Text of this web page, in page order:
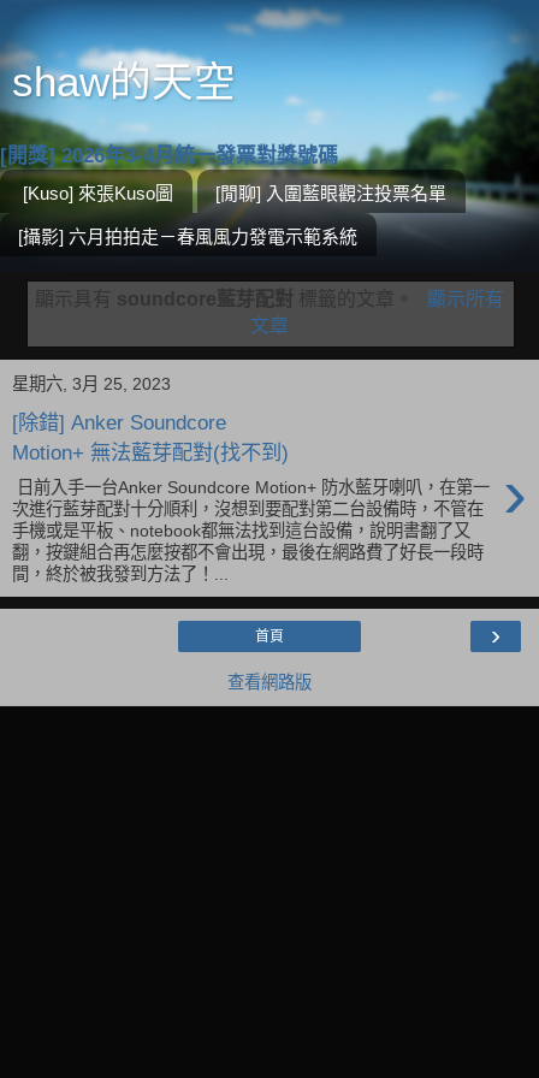
shaw的天空
[開獎] 2026年3-4月統一發票對獎號碼
[Kuso] 來張Kuso圖 [閒聊] 入圍藍眼觀注投票名單
[攝影] 六月拍拍走－春風風力發電示範系統
顯示具有 soundcore藍芽配對 標籤的文章。
顯示所有
文章
星期六, 3月 25, 2023
[除錯] Anker Soundcore
Motion+ 無法藍芽配對(找不到)
›
日前入手一台Anker Soundcore Motion+ 防水藍牙喇叭，在第一
次進行藍芽配對十分順利，沒想到要配對第二台設備時，不管在
手機或是平板、notebook都無法找到這台設備，說明書翻了又
翻，按鍵組合再怎麼按都不會出現，最後在網路費了好長一段時
間，終於被我發到方法了！...
›
首頁
查看網路版